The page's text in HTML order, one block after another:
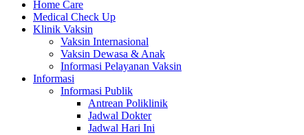
Home Care
Medical Check Up
Klinik Vaksin
Vaksin Internasional
Vaksin Dewasa & Anak
Informasi Pelayanan Vaksin
Informasi
Informasi Publik
Antrean Poliklinik
Jadwal Dokter
Jadwal Hari Ini